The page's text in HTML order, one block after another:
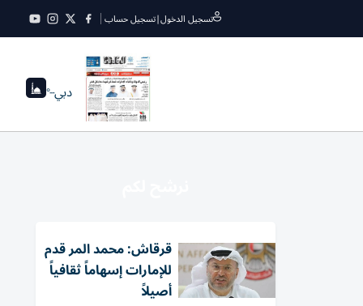
تسجيل الدخول|تسجيل حساب
دبي--°
قرقاش: محمد المر قدم
للإمارات إسهاماً ثقافياً
أصيلاً